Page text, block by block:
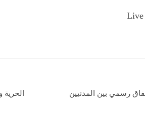
Live
رسمي بين المدنيين